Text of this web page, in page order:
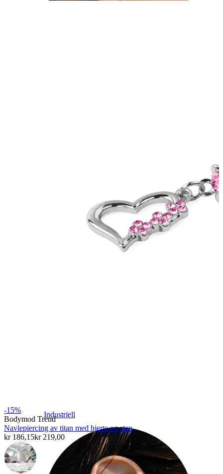
Industriell
-15%
Bodymod Trend
Navlepiercing av titan med hjerte og sten
kr 186,15kr 219,00